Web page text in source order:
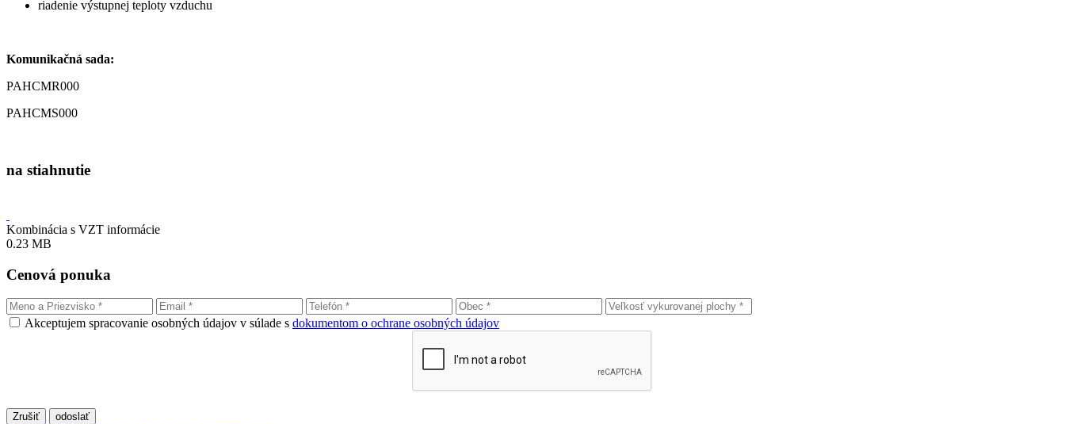
riadenie výstupnej teploty vzduchu
Komunikačná sada:
PAHCMR000
PAHCMS000
na stiahnutie
Kombinácia s VZT informácie
0.23 MB
Cenová ponuka
Akceptujem spracovanie osobných údajov v súlade s dokumentom o ochrane osobných údajov
Zrušiť